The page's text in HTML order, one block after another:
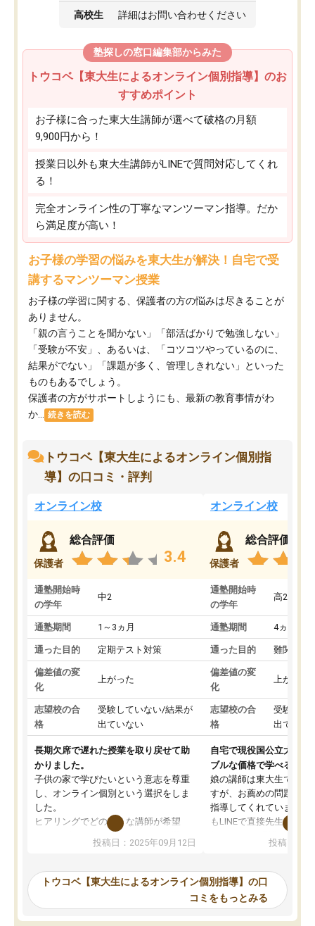
高校生 詳細はお問い合わせください
塾探しの窓口編集部からみた
トウコベ【東大生によるオンライン個別指導】のお
すすめポイント
お子様に合った東大生講師が選べて破格の月額
9,900円から！
授業日以外も東大生講師がLINEで質問対応してくれ
る！
完全オンライン性の丁寧なマンツーマン指導。だか
ら満足度が高い！
お子様の学習の悩みを東大生が解決！自宅で受
講するマンツーマン授業
お子様の学習に関する、保護者の方の悩みは尽きることが
ありません。
「親の言うことを聞かない」「部活ばかりで勉強しない」
「受験が不安」、あるいは、「コツコツやっているのに、
結果がでない」「課題が多く、管理しきれない」といった
ものもあるでしょう。
保護者の方がサポートしようにも、最新の教育事情がわ
か...
続きを読む
トウコベ【東大生によるオンライン個別指
導】の口コミ・評判
オンライン校
保護者
総合評価
3.4
通塾開始時
の学年
中2
通塾期間 1～3ヵ月
通った目的 定期テスト対策
偏差値の変
化
上がった
志望校の合
格
受験していない/結果が
出ていない
長期欠席で遅れた授業を取り戻せて助
かりました。
子供の家で学びたいという意志を尊重
し、オンライン個別という選択をしま
した。
ヒアリングでどのような講師が希望
か、オプションは付帯するかなど選ぶ
事が出来ました。
ーティングを行い、その講師で良いか
見てから講師を決定する事ができま
す。
投稿日：2025年09月12日
オンライン校
保護者
総合評価
通塾開始時
の学年
高2
通塾期間 4ヵ月～1
通った目的 難関私立
偏差値の変
化
上がった
志望校の合
格
受験して
出ていな
自宅で現役国公立大学生
ブルな価格で学べる
娘の講師は東大生では無
すが、お薦めの問題集や
指導してくれています。
もLINEで直接先生に質問
めれるので、個人に合
いなのがあり(有料)、受
ことをどんなスケジュー
くか相談したのですが、
ち期待したものではなく
投稿日：
トウコベ【東大生によるオンライン個別指導】の口
コミをもっとみる